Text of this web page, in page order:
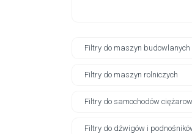
Filtry do maszyn budowlanych
Filtry do maszyn rolniczych
Filtry do samochodów
Filtry do dźwigów i